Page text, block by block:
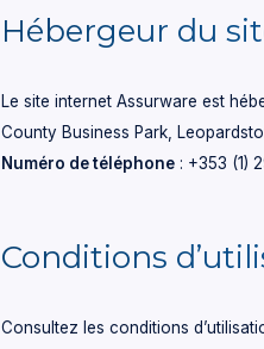
Hébergeur du
Le site internet Assurware est
County Business Park,
Numéro de téléphone : +353 (1)
Conditions
Consultez les conditions